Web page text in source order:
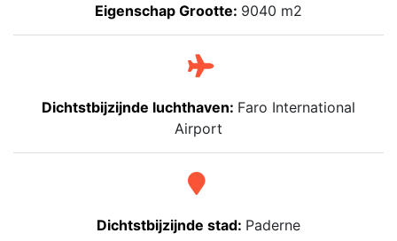
Eigenschap Grootte: 9040 m2
Dichtstbijzijnde luchthaven: Faro International
Airport
Dichtstbijzijnde stad: Paderne